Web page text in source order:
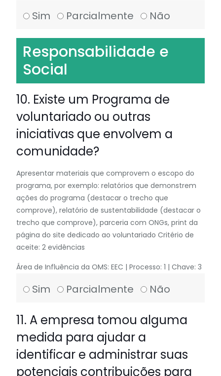
Sim Parcialmente Não
Responsabilidade e
Social
10. Existe um Programa de
voluntariado ou outras
iniciativas que envolvem a
comunidade?
Apresentar materiais que comprovem o escopo do
programa, por exemplo: relatórios que demonstrem
ações do programa (destacar o trecho que
comprove), relatório de sustentabilidade (destacar o
trecho que comprove), parceria com ONGs, print da
página do site dedicado ao voluntariado Critério de
aceite: 2 evidências
Área de Influência da OMS: EEC | Processo: 1 | Chave: 3
Sim Parcialmente Não
11. A empresa tomou alguma
medida para ajudar a
identificar e administrar suas
potenciais contribuições para